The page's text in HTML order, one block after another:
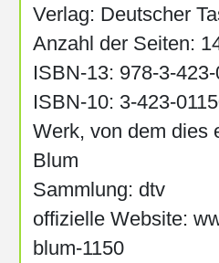
Verlag: Deutscher
Anzahl der Seiten:
ISBN-13: 978-3-423-
ISBN-10: 3-423-
Werk, von dem dies
Blum
Sammlung: dtv
offizielle Website:
blum-1150